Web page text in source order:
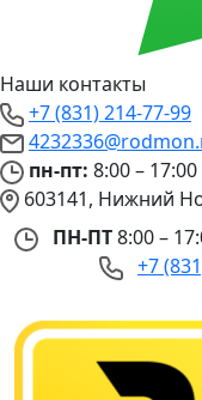
Наши контакты
+7 (831) 214-77-99
пн-пт: 8:00 – 17:00
603141, Нижний
ПН-ПТ8:00 –
+7